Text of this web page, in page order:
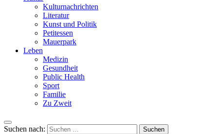
Kulturnachrichten
Literatur
Kunst und Politik
Petitessen
Mauerpark
Leben
Medizin
Gesundheit
Public Health
Sport
Familie
Zu Zweit
Suchen nach: